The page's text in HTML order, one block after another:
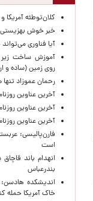
کلان‌توطئه آمریکا
خبر خوش بهزیستی
آیا فناوری
آموزش ساخت
روی زمین (ساده و
رحمان عموزاد
آخرین عناوین
آخرین عناوین
آخرین عناوین
فارن‌پالیسی:
است
بندرعباس
اندیشکده
خاک آمریکا حمله